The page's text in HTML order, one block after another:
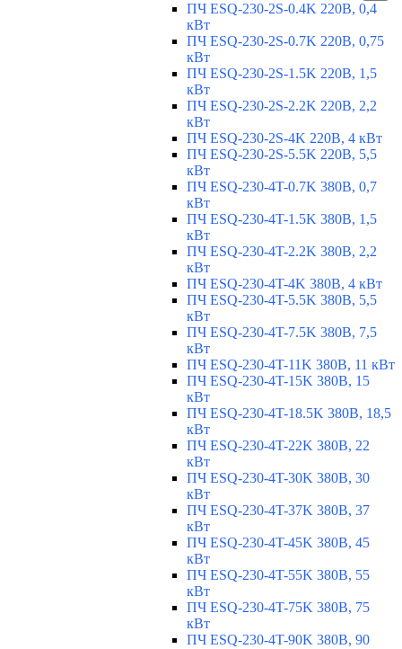
ПЧ ESQ-230-2S-0.4K 220В, 0,4
кВт
ПЧ ESQ-230-2S-0.7K 220В, 0,75
кВт
ПЧ ESQ-230-2S-1.5K 220В, 1,5
кВт
ПЧ ESQ-230-2S-2.2K 220В, 2,2
кВт
ПЧ ESQ-230-2S-4K 220В, 4 кВт
ПЧ ESQ-230-2S-5.5K 220В, 5,5
кВт
ПЧ ESQ-230-4T-0.7K 380В, 0,7
кВт
ПЧ ESQ-230-4T-1.5K 380В, 1,5
кВт
ПЧ ESQ-230-4T-2.2K 380В, 2,2
кВт
ПЧ ESQ-230-4T-4K 380В, 4 кВт
ПЧ ESQ-230-4T-5.5K 380В, 5,5
кВт
ПЧ ESQ-230-4T-7.5K 380В, 7,5
кВт
ПЧ ESQ-230-4T-11K 380В, 11 кВт
ПЧ ESQ-230-4T-15K 380В, 15
кВт
ПЧ ESQ-230-4T-18.5K 380В, 18,5
кВт
ПЧ ESQ-230-4T-22K 380В, 22
кВт
ПЧ ESQ-230-4T-30K 380В, 30
кВт
ПЧ ESQ-230-4T-37K 380В, 37
кВт
ПЧ ESQ-230-4T-45K 380В, 45
кВт
ПЧ ESQ-230-4T-55K 380В, 55
кВт
ПЧ ESQ-230-4T-75K 380В, 75
кВт
ПЧ ESQ-230-4T-90K 380В, 90